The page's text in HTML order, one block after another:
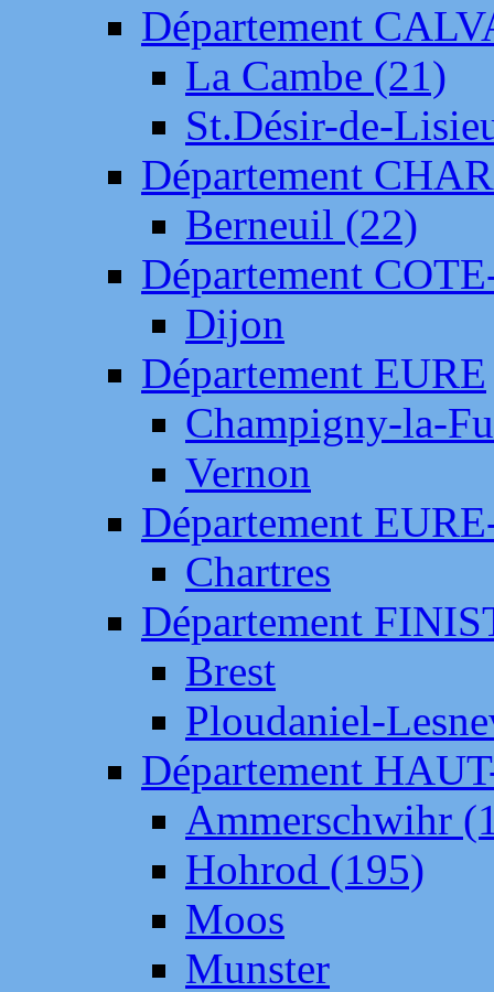
Département
La Cambe (21)
St.Désir-de-
Département
Berneuil (22)
Département
Dijon
Département EURE
Champigny-la-
Vernon
Département
Chartres
Département
Brest
Ploudaniel-
Département
Ammerschwihr
Hohrod (195)
Moos
Munster